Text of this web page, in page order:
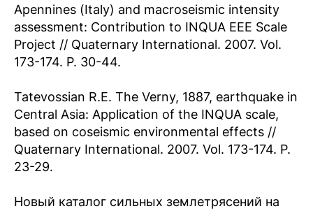
Apennines (Italy) and macroseismic intensity
assessment: Contribution to INQUA EEE Scale
Project // Quaternary International. 2007. Vol.
173-174. P. 30-44.
Tatevossian R.E. The Verny, 1887, earthquake in
Central Asia: Application of the INQUA scale,
based on coseismic environmental effects //
Quaternary International. 2007. Vol. 173-174. P.
23-29.
Новый каталог сильных землетрясений на